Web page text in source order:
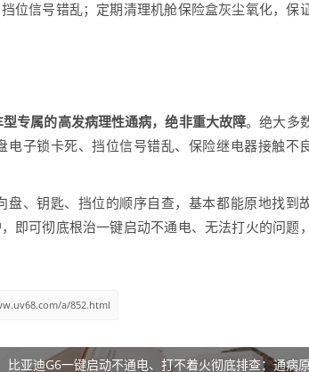
位信号错乱；定期清理机舱保险盒灰尘氧化，保
型专属的高发病理性通病，绝非重大故障。绝大多
子锁卡死、挡位信号错乱、保险继电器接触不
、钥匙、挡位的顺序自查，基本都能原地找到
即可彻底根治一键启动不通电、无法打火的问题
a/852.html
比亚迪G6一键启动不通电、打不着火彻底排查：通病